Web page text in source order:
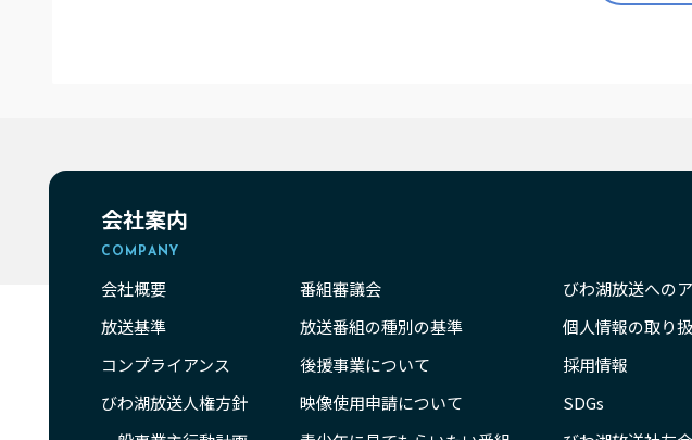
会社案内
COMPANY
会社概要
放送基準
コンプライアンス
びわ湖放送人権方針
番組審議会
放送番組の種別の基準
後援事業について
映像使用申請について
びわ湖放送への
個人情報の取り
採用情報
SDGs